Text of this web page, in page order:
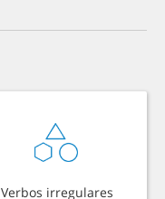
Verbos irregulares